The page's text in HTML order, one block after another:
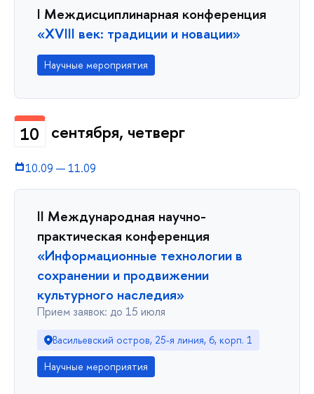
I Междисциплинарная конференция
«XVIII век: традиции и новации»
Научные мероприятия
10 сентября, четверг
10.09 —11.09
II Международная научно-
практическая конференция
«Информационные технологии в
сохранении и продвижении
культурного наследия»
Прием заявок: до 15 июля
Васильевский остров, 25-я линия, 6, корп. 1
Научные мероприятия